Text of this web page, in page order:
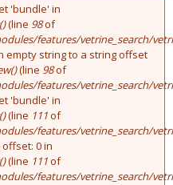
'bundle' in
(line 98of
features/vetrine_search/
empty string to a string offset
(line 98of
features/vetrine_search/
'bundle' in
(line 111of
features/vetrine_search/
0 in
(line 111of
features/vetrine_search/